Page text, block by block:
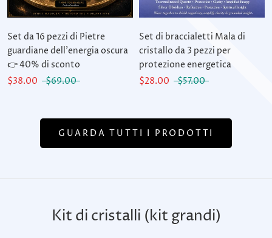
Set da 16 pezzi di Pietre
guardiane dell'energia oscura
👉 40% di sconto
$38.00
$69.00
Set di braccialetti Mala di
cristallo da 3 pezzi per
protezione energetica
$28.00
$57.00
GUARDA TUTTI I PRODOTTI
Kit di cristalli (kit grandi)